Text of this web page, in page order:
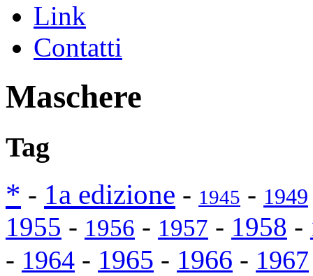
Link
Contatti
Maschere
Tag
* - 1a edizione - 1945 - 1949
1955 - 1956 - 1957 - 1958 -
- 1964 - 1965 - 1966 - 1967